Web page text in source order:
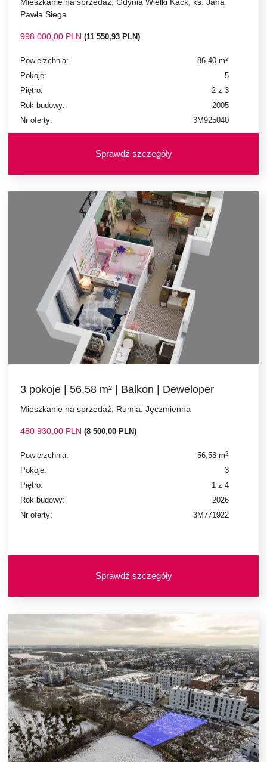
Mieszkanie na sprzedaż, Gdynia Wielki Kack, ks. Jana
Pawła Siega
998 000,00 PLN (11 550,93 PLN)
Powierzchnia: 86,40 m2
Pokoje:
5
Piętro:
2 z 3
Rok budowy:
2005
Nr oferty:
3M925040
Sprawdź szczegóły
3 pokoje | 56,58 m² | Balkon | Deweloper
Mieszkanie na sprzedaż, Rumia, Jęczmienna
480 930,00 PLN (8 500,00 PLN)
Powierzchnia: 56,58 m2
Pokoje:
3
Piętro:
1 z 4
Rok budowy:
2026
Nr oferty:
3M771922
Sprawdź szczegóły